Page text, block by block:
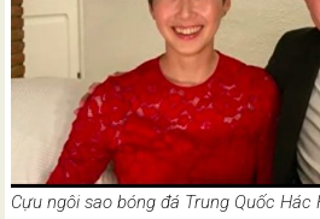
Cựu ngôi sao bóng đá Trung Quốc